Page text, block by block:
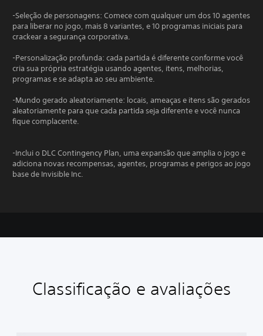
-Seleção de personagens: Comece com qualquer um dos 10 agentes
para liberar no jogo, mais 8 variantes, e 10 programas iniciais para
crackear a segurança corporativa.
-Personalização profunda: cada partida é diferente conforme você
cria sua própria estratégia usando agentes, itens, melhorias,
programas e se adapta ao seu ambiente.
-Mundo gerado aleatoriamente: locais, ameaças e itens são gerados
aleatoriamente para que cada partida seja diferente e você nunca
fique complacente.
-Inclui o DLC Contingency Plan, uma expansão que amplia o jogo e
adiciona novas recompensas, agentes, programas e perigos ao jogo
base de Invisible Inc.
Classificação e avaliações